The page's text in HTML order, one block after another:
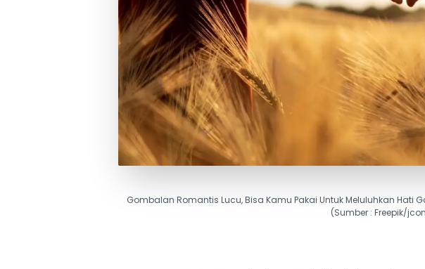
Gombalan Romantis Lucu, Bisa Kamu Pakai Untuk Meluluhkan Hati
(Sumber : Freepik/